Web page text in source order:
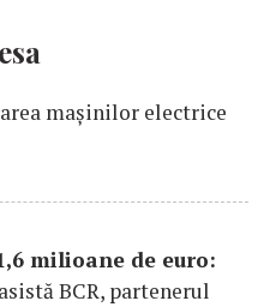
maşinilor electrice
milioane de euro:
BCR, partenerul